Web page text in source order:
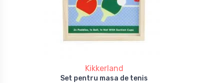
Kikkerland
Set pentru masa de tenis